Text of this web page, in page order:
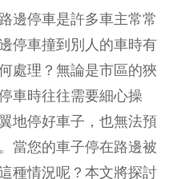
邊停車是許多車主常常
停車撞到別人的車時有
處理？無論是市區的狹
車時往往需要細心操
地停好車子，也無法預
當您的車子停在路邊被
種情況呢？本文將探討